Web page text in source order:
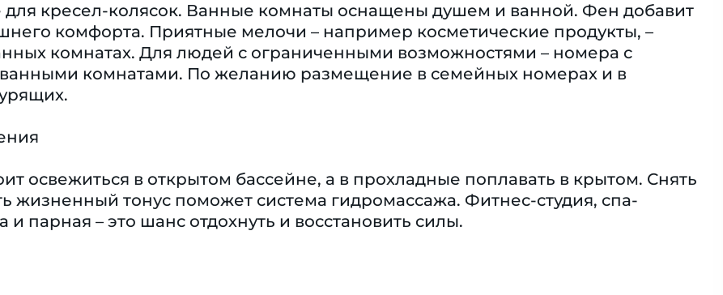
для кресел-колясок. Ванные комнаты оснащены душем и ванной. Фен добавит
комфорта. Приятные мелочи – например косметические продукты, –
комнатах. Для людей с ограниченными возможностями – номера с
комнатами. По желанию размещение в семейных номерах и в
освежиться в открытом бассейне, а в прохладные поплавать в крытом. Снять
жизненный тонус поможет система гидромассажа. Фитнес-студия, спа-
и парная – это шанс отдохнуть и восстановить силы.